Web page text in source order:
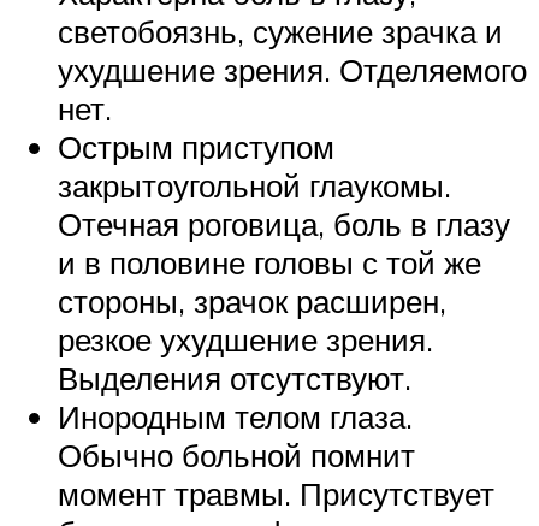
светобоязнь, сужение зрачка и
ухудшение зрения. Отделяемого
нет.
Острым приступом
закрытоугольной глаукомы.
Отечная роговица, боль в глазу
и в половине головы с той же
стороны, зрачок расширен,
резкое ухудшение зрения.
Выделения отсутствуют.
Инородным телом глаза.
Обычно больной помнит
момент травмы. Присутствует